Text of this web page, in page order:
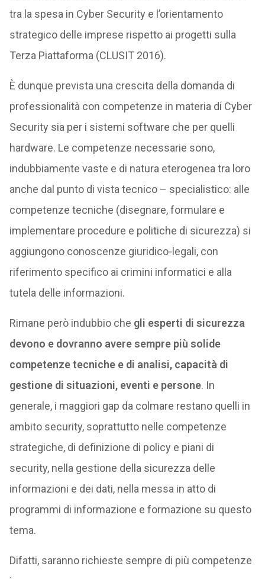
tra la spesa in Cyber Security e l’orientamento
strategico delle imprese rispetto ai progetti sulla
Terza Piattaforma (CLUSIT 2016).
È dunque prevista una crescita della domanda di
professionalità con competenze in materia di Cyber
Security sia per i sistemi software che per quelli
hardware. Le competenze necessarie sono,
indubbiamente vaste e di natura eterogenea tra loro
anche dal punto di vista tecnico – specialistico: alle
competenze tecniche (disegnare, formulare e
implementare procedure e politiche di sicurezza) si
aggiungono conoscenze giuridico-legali, con
riferimento specifico ai crimini informatici e alla
tutela delle informazioni.
Rimane però indubbio che gli esperti di sicurezza
devono e dovranno avere sempre più solide
competenze tecniche e di analisi, capacità di
gestione di situazioni, eventi e persone. In
generale, i maggiori gap da colmare restano quelli in
ambito security, soprattutto nelle competenze
strategiche, di definizione di policy e piani di
security, nella gestione della sicurezza delle
informazioni e dei dati, nella messa in atto di
programmi di informazione e formazione su questo
tema.
Difatti, saranno richieste sempre di più competenze